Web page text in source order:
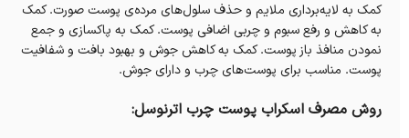
کمک به لایه‌برداری ملایم و حذف سلول‌های مرده‌ی پوست صورت. کمک
به کاهش و رفع سبوم و چربی اضافی پوست. کمک به پاکسازی و جمع
نمودن منافذ باز پوست. کمک به کاهش جوش و بهبود بافت و شفافیت
پوست. مناسب برای پوست‌های چرب و دارای جوش.
روش مصرف اسکراب پوست چرب اترنوسل: